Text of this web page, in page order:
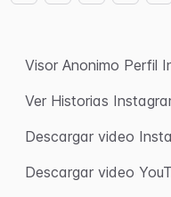
Visor Anonimo Perfil
Ver Historias
Descargar video
Descargar video